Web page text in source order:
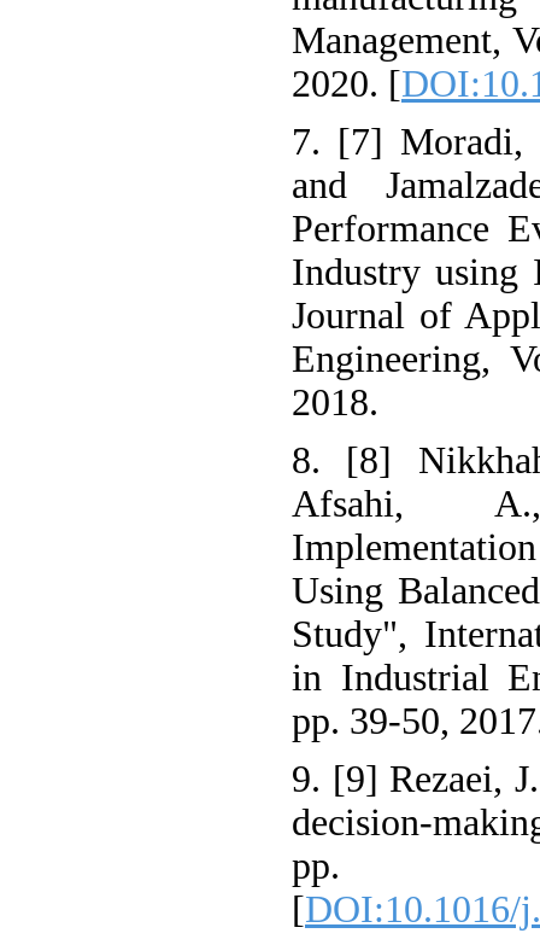
Management,
2020. [
7. [7] Moradi,
and
Performance
Industry using
Journal of
Engineering,
2018.
8. [8]
Afsahi,
Using
Study",
in Industrial
pp. 39-50,
9. [9] Rezaei,
decision-
pp.
[DOI:10.1016/